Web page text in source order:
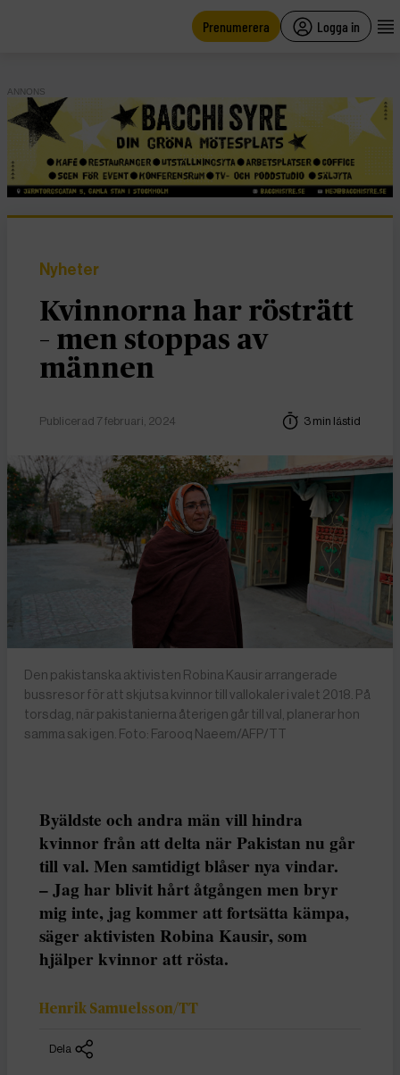
Prenumerera Logga in
ANNONS
Nyheter
Kvinnorna har rösträtt
– men stoppas av
männen
Publicerad 7 februari, 2024 3 min lästid
Den pakistanska aktivisten Robina Kausir arrangerade
bussresor för att skjutsa kvinnor till vallokaler i valet 2018. På
torsdag, när pakistanierna återigen går till val, planerar hon
samma sak igen. Foto: Farooq Naeem/AFP/TT
Byäldste och andra män vill hindra
kvinnor från att delta när Pakistan nu går
till val. Men samtidigt blåser nya vindar.
– Jag har blivit hårt åtgången men bryr
mig inte, jag kommer att fortsätta kämpa,
säger aktivisten Robina Kausir, som
hjälper kvinnor att rösta.
Henrik Samuelsson/TT
Dela